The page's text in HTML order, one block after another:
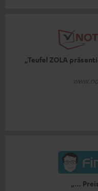
„Teufel ZOLA
„…